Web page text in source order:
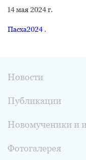
14 мая 2024 г.
Пасха2024 .
Новости
Публикации
Новомученики и
Фотогалерея